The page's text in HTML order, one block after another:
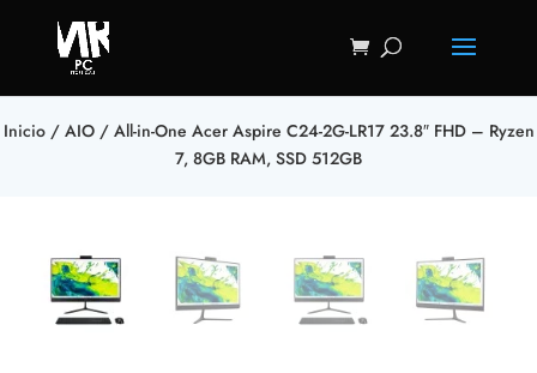
Inicio/ AIO/ All-in-One Acer Aspire C24-2G-LR17 23.8″ FHD – Ryzen
7, 8GB RAM, SSD 512GB